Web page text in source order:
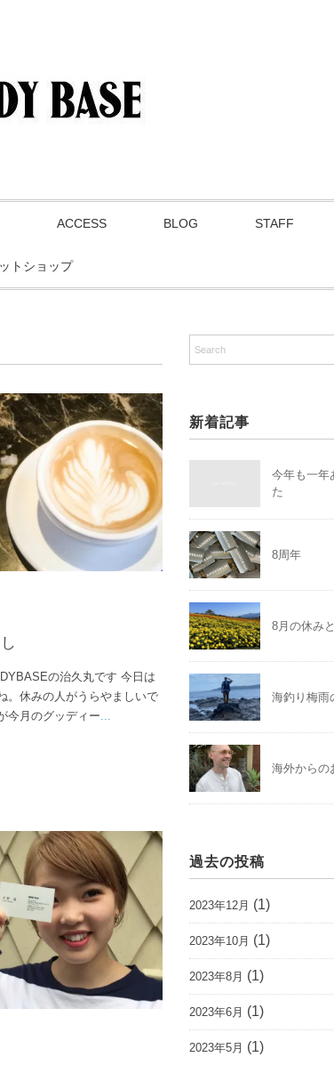
ACCESS BLOG STAFF
トショップ
の治久丸です 今日は
。休みの人がうらやましいで
今月のグッディー...
新着記事
今年も一年
た
8周年
8月の休み
海釣り梅雨
海外からの
過去の投稿
2023年12月 (1)
2023年10月 (1)
2023年8月 (1)
2023年6月 (1)
2023年5月 (1)